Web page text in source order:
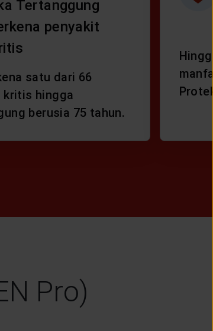
Tertanggung
penyakit
satu dari 66
kritis hingga
berusia 75 tahun.
Pro)